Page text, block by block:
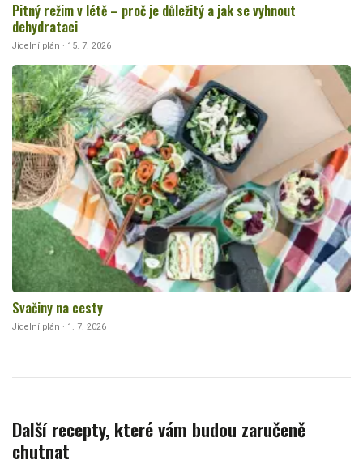
Pitný režim v létě – proč je důležitý a jak se vyhnout
dehydrataci
Jídelní plán · 15. 7. 2026
Svačiny na cesty
Jídelní plán · 1. 7. 2026
Další recepty, které vám budou zaručeně
chutnat